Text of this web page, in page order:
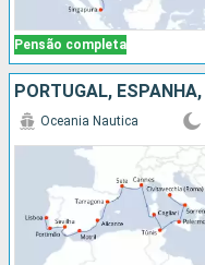
Pensão completa
Oceania Nautica